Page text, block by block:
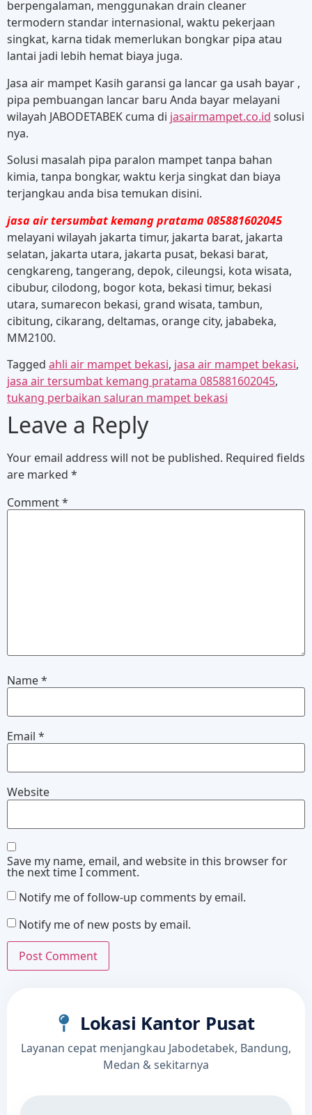
berpengalaman, menggunakan drain cleaner
termodern standar internasional, waktu pekerjaan
singkat, karna tidak memerlukan bongkar pipa atau
lantai jadi lebih hemat biaya juga.
Jasa air mampet Kasih garansi ga lancar ga usah bayar ,
pipa pembuangan lancar baru Anda bayar melayani
wilayah JABODETABEK cuma di jasairmampet.co.id solusi
nya.
Solusi masalah pipa paralon mampet tanpa bahan
kimia, tanpa bongkar, waktu kerja singkat dan biaya
terjangkau anda bisa temukan disini.
jasa air tersumbat kemang pratama 085881602045
melayani wilayah jakarta timur, jakarta barat, jakarta
selatan, jakarta utara, jakarta pusat, bekasi barat,
cengkareng, tangerang, depok, cileungsi, kota wisata,
cibubur, cilodong, bogor kota, bekasi timur, bekasi
utara, sumarecon bekasi, grand wisata, tambun,
cibitung, cikarang, deltamas, orange city, jababeka,
MM2100.
Tagged ahli air mampet bekasi, jasa air mampet bekasi,
jasa air tersumbat kemang pratama 085881602045,
tukang perbaikan saluran mampet bekasi
Leave a Reply
Your email address will not be published. Required fields
are marked *
Comment*
Name*
Email *
Website
Save my name, email, and website in this browser for
the next time I comment.
Notify me of follow-up comments by email.
Notify me of new posts by email.
Lokasi Kantor Pusat
Layanan cepat menjangkau Jabodetabek, Bandung,
Medan & sekitarnya